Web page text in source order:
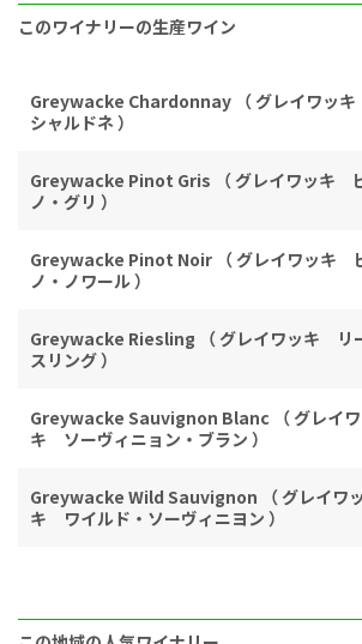
このワイナリーの生産ワイン
Greywacke Chardonnay （ グレイワッキ
シャルドネ ）
Greywacke Pinot Gris （ グレイワッキ
ノ・グリ ）
Greywacke Pinot Noir （ グレイワッキ
ノ・ノワール ）
Greywacke Riesling （ グレイワッキ リ
スリング ）
Greywacke Sauvignon Blanc （ グレイワ
キ ソーヴィニョン・ブラン ）
Greywacke Wild Sauvignon （ グレイワッ
キ ワイルド・ソーヴィニヨン ）